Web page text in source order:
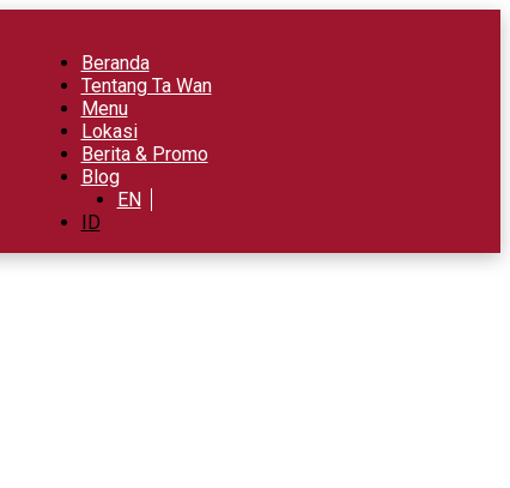
Beranda
Tentang Ta Wan
Menu
Lokasi
Berita & Promo
Blog
EN
ID